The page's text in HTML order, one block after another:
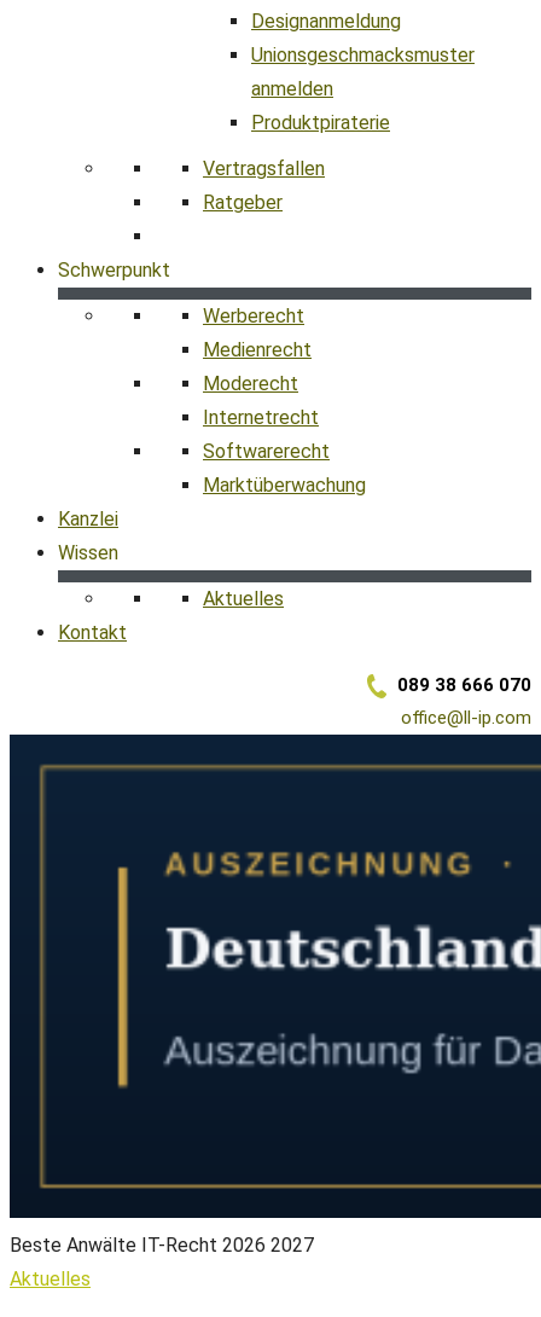
Designanmeldung
Unionsgeschmacksmuster
anmelden
Produktpiraterie
Vertragsfallen
Ratgeber
Schwerpunkt
Werberecht
Medienrecht
Moderecht
Internetrecht
Softwarerecht
Marktüberwachung
Kanzlei
Wissen
Aktuelles
Kontakt
089 38 666 070
office@ll-ip.com
Beste Anwälte IT-Recht 2026 2027
Aktuelles